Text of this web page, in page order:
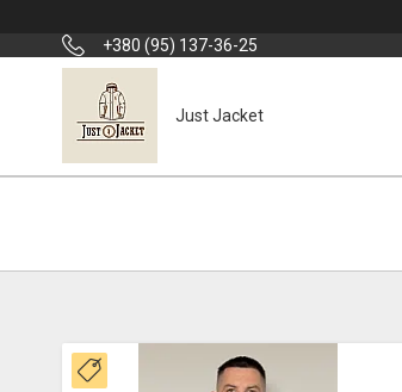
+380 (95) 137-36-25
Just Jacket